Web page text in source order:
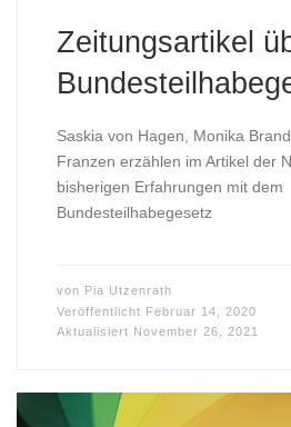
Zeitungsartikel
Saskia von Hagen, Monika
Franzen erzählen im Artikel der
bisherigen Erfahrungen mit dem
Bundesteilhabegesetz
von Pia Utzenrath
Veröffentlicht Februar 14, 2020
Aktualisiert November 26, 2021